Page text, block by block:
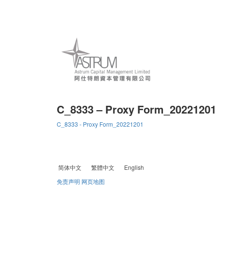
C_8333 – Proxy Form_20221201
C_8333 - Proxy Form_20221201
简体中文 繁體中文
English
免责声明 网页地图